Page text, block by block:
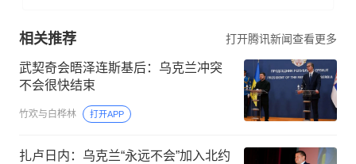
相关推荐 打开腾讯新闻查看更多
武契奇会晤泽连斯基后：乌克兰冲突
不会很快结束
竹欢与白桦林 打开APP
扎卢日内：乌克兰“永远不会”加入北约